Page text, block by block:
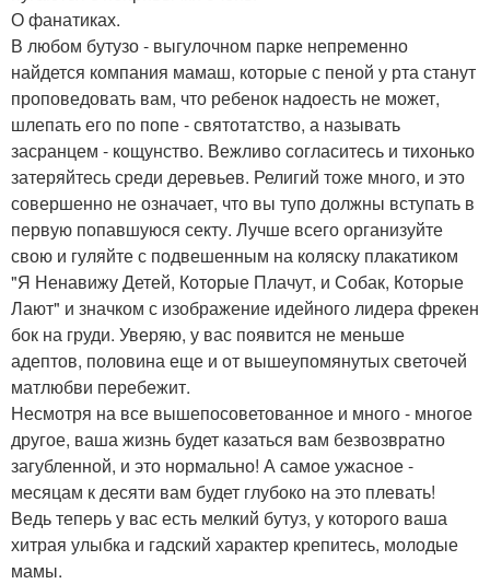
О фанатиках.
В любом бутузо - выгулочном парке непременно
найдется компания мамаш, которые с пеной у рта станут
проповедовать вам, что ребенок надоесть не может,
шлепать его по попе - святотатство, а называть
засранцем - кощунство. Вежливо согласитесь и тихонько
затеряйтесь среди деревьев. Религий тоже много, и это
совершенно не означает, что вы тупо должны вступать в
первую попавшуюся секту. Лучше всего организуйте
свою и гуляйте с подвешенным на коляску плакатиком
"Я Ненавижу Детей, Которые Плачут, и Собак, Которые
Лают" и значком с изображение идейного лидера фрекен
бок на груди. Уверяю, у вас появится не меньше
адептов, половина еще и от вышеупомянутых светочей
матлюбви перебежит.
Несмотря на все вышепосоветованное и много - многое
другое, ваша жизнь будет казаться вам безвозвратно
загубленной, и это нормально! А самое ужасное -
месяцам к десяти вам будет глубоко на это плевать!
Ведь теперь у вас есть мелкий бутуз, у которого ваша
хитрая улыбка и гадский характер крепитесь, молодые
мамы.